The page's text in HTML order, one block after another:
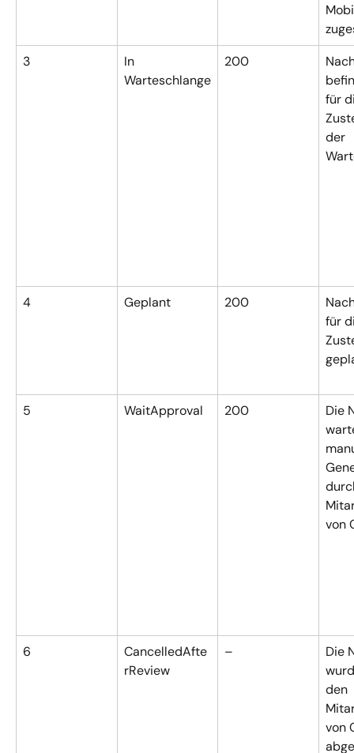
3
In
Warteschlange
200
für
der
4 Geplant 200
für
5 WaitApproval 200
Die
von
6
CancelledAfte
rReview
–
Die
den
von